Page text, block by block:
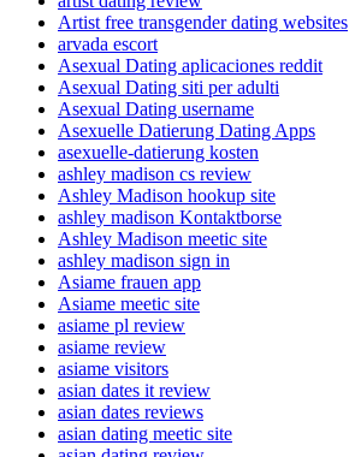
Artist free transgender dating websites
arvada escort
Asexual Dating aplicaciones reddit
Asexual Dating siti per adulti
Asexual Dating username
Asexuelle Datierung Dating Apps
asexuelle-datierung kosten
ashley madison cs review
Ashley Madison hookup site
ashley madison Kontaktborse
Ashley Madison meetic site
ashley madison sign in
Asiame frauen app
Asiame meetic site
asiame pl review
asiame review
asiame visitors
asian dates it review
asian dates reviews
asian dating meetic site